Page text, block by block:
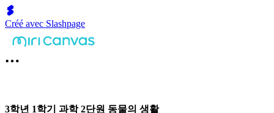
Créé avec Slashpage
3학년 1학기 과학 2단원 동물의 생활